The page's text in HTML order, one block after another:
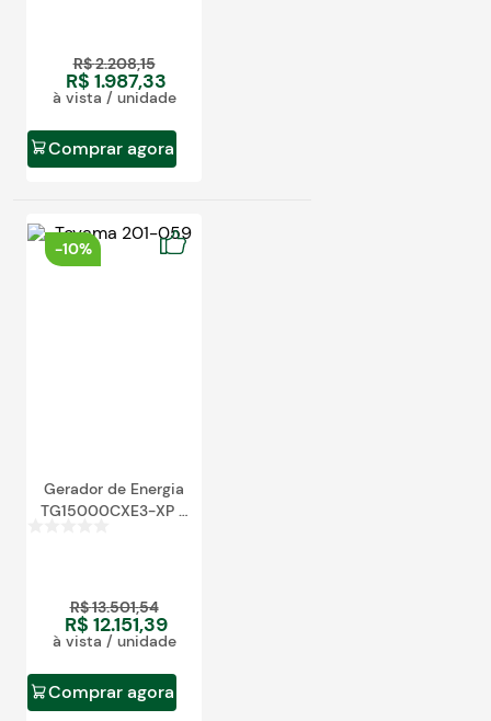
R$2.208,15
R$ 1.987,33
à vista / unidade
Comprar agora
-10%
Gerador de Energia
TG15000CXE3-XP à
R$13.501,54
R$ 12.151,39
à vista / unidade
Comprar agora